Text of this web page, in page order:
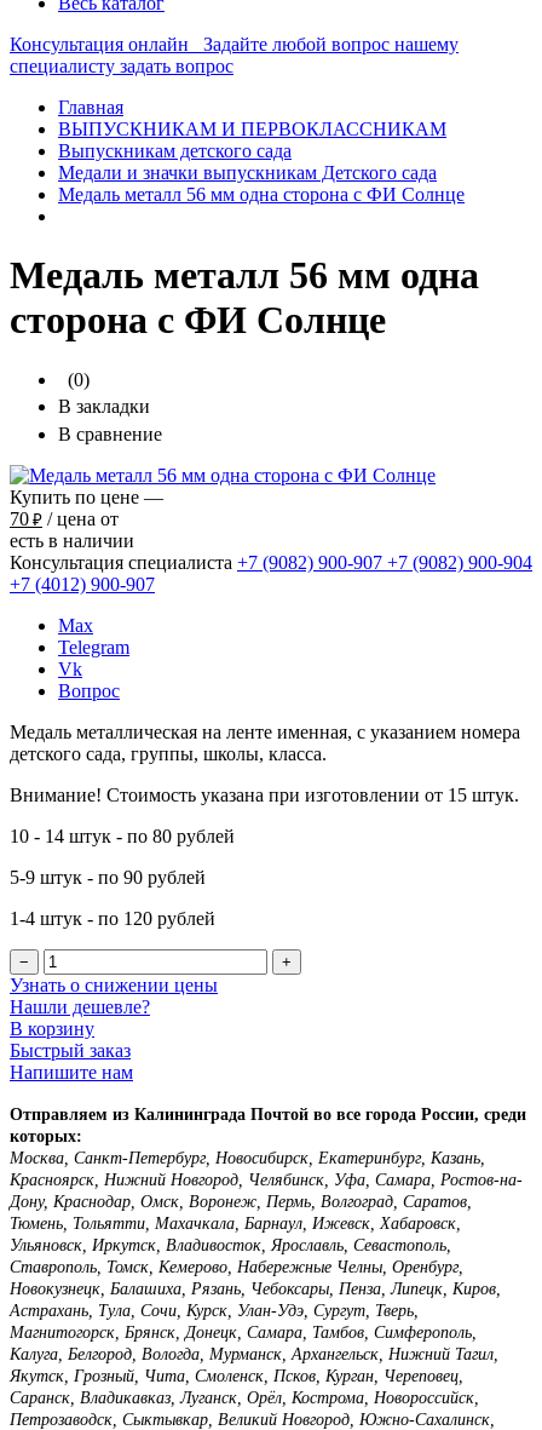
Консультация онлайн
Задайте любой вопрос нашему
специалисту задать вопрос
Главная
ВЫПУСКНИКАМ И ПЕРВОКЛАССНИКАМ
Выпускникам детского сада
Медали и значки выпускникам Детского сада
Медаль металл 56 мм одна сторона с ФИ Солнце
Медаль металл 56 мм одна
сторона с ФИ Солнце
(0)
В закладки
В сравнение
Купить по цене —
70 ₽ / цена от
есть в наличии
Консультация специалиста +7 (9082) 900-907 +7 (9082) 900-904
+7 (4012) 900-907
Max
Telegram
Vk
Вопрос
Медаль металлическая на ленте именная, с указанием номера
детского сада, группы, школы, класса.
Внимание! Стоимость указана при изготовлении от 15 штук.
10 - 14 штук - по 80 рублей
5-9 штук - по 90 рублей
1-4 штук - по 120 рублей
− +
Узнать о снижении цены
Нашли дешевле?
В корзину
Быстрый заказ
Напишите нам
Отправляем из Калининграда Почтой во все города России, среди
которых:
Москва, Санкт-Петербург, Новосибирск, Екатеринбург, Казань,
Красноярск, Нижний Новгород, Челябинск, Уфа, Самара, Ростов-на-
Дону, Краснодар, Омск, Воронеж, Пермь, Волгоград, Саратов,
Тюмень, Тольятти, Махачкала, Барнаул, Ижевск, Хабаровск,
Ульяновск, Иркутск, Владивосток, Ярославль, Севастополь,
Ставрополь, Томск, Кемерово, Набережные Челны, Оренбург,
Новокузнецк, Балашиха, Рязань, Чебоксары, Пенза, Липецк, Киров,
Астрахань, Тула, Сочи, Курск, Улан-Удэ, Сургут, Тверь,
Магнитогорск, Брянск, Донецк, Самара, Тамбов, Симферополь,
Калуга, Белгород, Вологда, Мурманск, Архангельск, Нижний Тагил,
Якутск, Грозный, Чита, Смоленск, Псков, Курган, Череповец,
Саранск, Владикавказ, Луганск, Орёл, Кострома, Новороссийск,
Петрозаводск, Сыктывкар, Великий Новгород, Южно-Сахалинск,